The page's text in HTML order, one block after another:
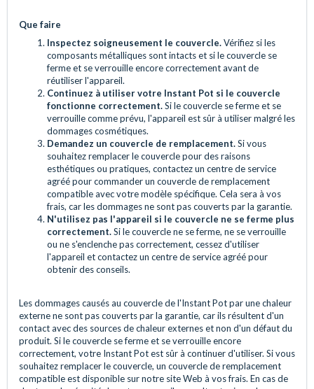
Que faire
Inspectez soigneusement le couvercle.Vérifiez si les
composants métalliques sont intacts et si le couvercle se
ferme et se verrouille encore correctement avant de
réutiliser l'appareil.
Continuez à utiliser votre Instant Pot si le couvercle
fonctionne correctement.Si le couvercle se ferme et se
verrouille comme prévu, l'appareil est sûr à utiliser malgré les
dommages cosmétiques.
Demandez un couvercle de remplacement.Si vous
souhaitez remplacer le couvercle pour des raisons
esthétiques ou pratiques, contactez un centre de service
agréé pour commander un couvercle de remplacement
compatible avec votre modèle spécifique. Cela sera à vos
frais, car les dommages ne sont pas couverts par la garantie.
N'utilisez pas l'appareil si le couvercle ne se ferme plus
correctement.Si le couvercle ne se ferme, ne se verrouille
ou ne s'enclenche pas correctement, cessez d'utiliser
l'appareil et contactez un centre de service agréé pour
obtenir des conseils.
Les dommages causés au couvercle de l'Instant Pot par une chaleur
externe ne sont pas couverts par la garantie, car ils résultent d'un
contact avec des sources de chaleur externes et non d'un défaut du
produit. Si le couvercle se ferme et se verrouille encore
correctement, votre Instant Pot est sûr à continuer d'utiliser. Si vous
souhaitez remplacer le couvercle, un couvercle de remplacement
compatible est disponible sur notre site Web à vos frais. En cas de